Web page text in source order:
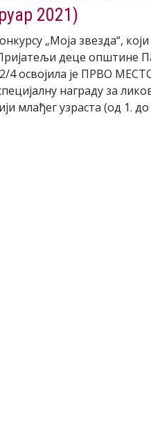
2021)
„Моја звезда“, који
деце општине
освојила је ПРВО
награду за
млађег узраста (од 1. до